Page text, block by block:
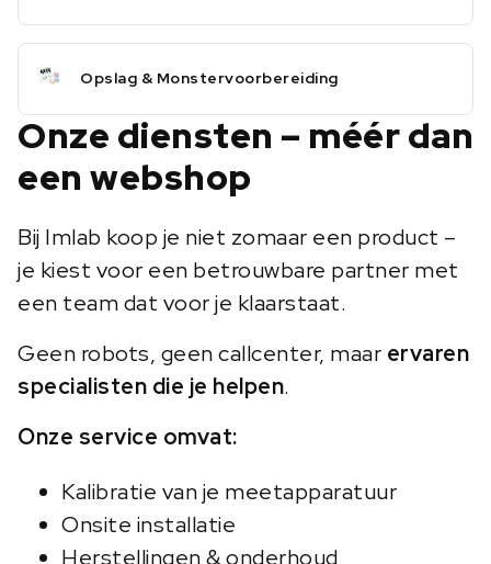
Opslag & Monstervoorbereiding
Onze diensten – méér dan
een webshop
Bij Imlab koop je niet zomaar een product –
je kiest voor een betrouwbare partner met
een team dat voor je klaarstaat.
Geen robots, geen callcenter, maar ervaren
specialisten die je helpen.
Onze service omvat:
Kalibratie van je meetapparatuur
Onsite installatie
Herstellingen & onderhoud